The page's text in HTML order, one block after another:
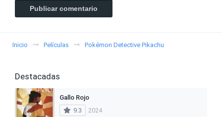
Inicio Películas Pokémon Detective Pikachu
Destacadas
Gallo Rojo
9.3
2024